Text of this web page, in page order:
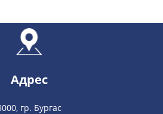
Адрес
гр. Бургас